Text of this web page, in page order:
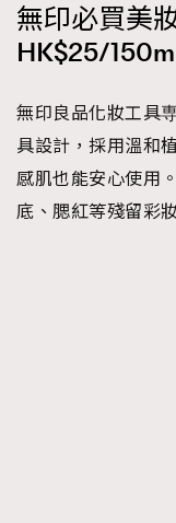
無印必買美
HK$25/
無印良品化妝工具
具設計，採用溫和
感肌也能安心使用
底、腮紅等殘留彩